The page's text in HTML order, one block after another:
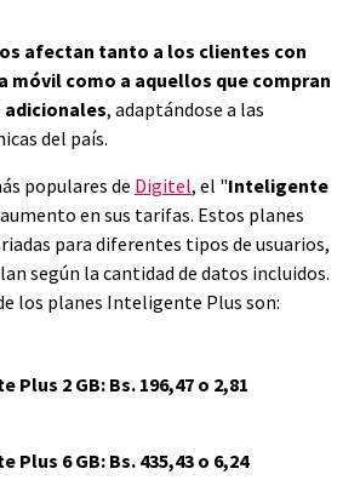
afectan tanto a los clientes con
móvil como a aquellos que compran
adicionales, adaptándose a las
del país.
populares de Digitel, el "Inteligente
en sus tarifas. Estos planes
para diferentes tipos de usuarios,
según la cantidad de datos incluidos.
los planes Inteligente Plus son:
2 GB: Bs. 196,47 o 2,81
6 GB: Bs. 435,43 o 6,24